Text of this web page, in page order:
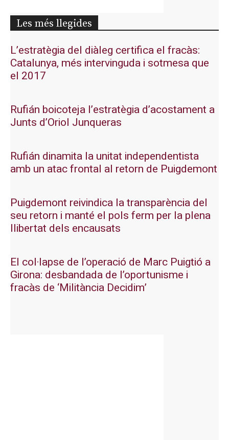
Les més llegides
L’estratègia del diàleg certifica el fracàs:
Catalunya, més intervinguda i sotmesa que
el 2017
Rufián boicoteja l’estratègia d’acostament a
Junts d’Oriol Junqueras
Rufián dinamita la unitat independentista
amb un atac frontal al retorn de Puigdemont
Puigdemont reivindica la transparència del
seu retorn i manté el pols ferm per la plena
llibertat dels encausats
El col·lapse de l’operació de Marc Puigtió a
Girona: desbandada de l’oportunisme i
fracàs de ‘Militància Decidim’